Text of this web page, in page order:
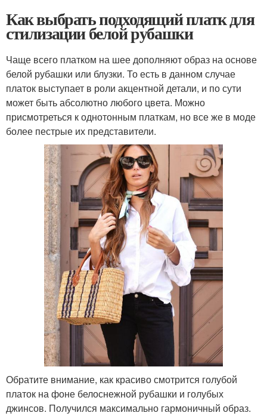
Как выбрать подходящий платк для
стилизации белой рубашки
Чаще всего платком на шее дополняют образ на основе
белой рубашки или блузки. То есть в данном случае
платок выступает в роли акцентной детали, и по сути
может быть абсолютно любого цвета. Можно
присмотреться к однотонным платкам, но все же в моде
более пестрые их представители.
Обратите внимание, как красиво смотрится голубой
платок на фоне белоснежной рубашки и голубых
джинсов. Получился максимально гармоничный образ.